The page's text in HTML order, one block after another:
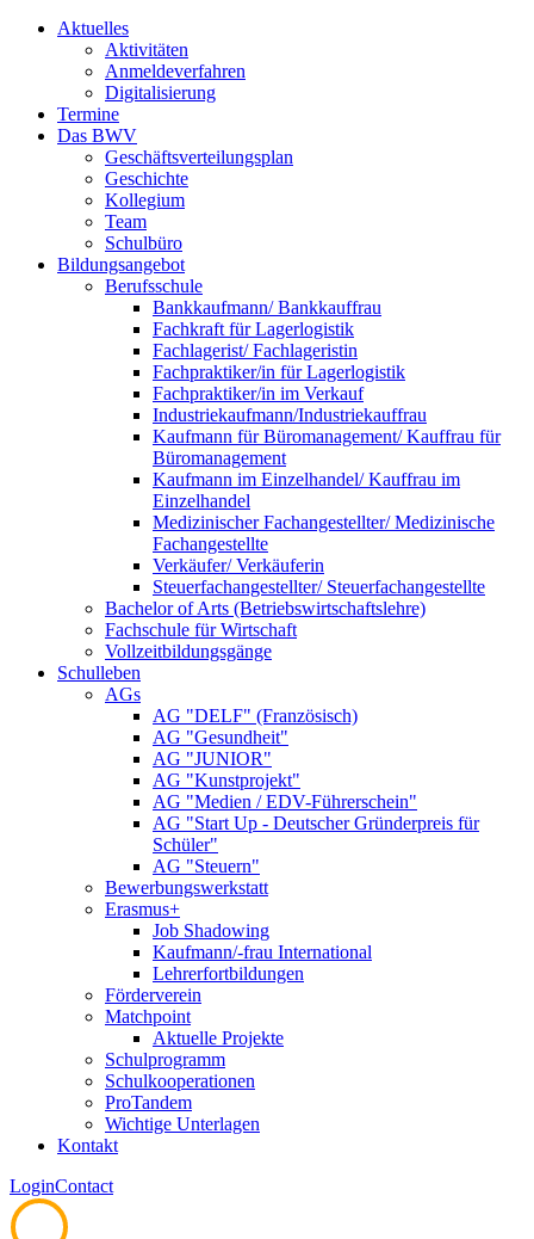
Aktuelles
Aktivitäten
Anmeldeverfahren
Digitalisierung
Termine
Das BWV
Geschäftsverteilungsplan
Geschichte
Kollegium
Team
Schulbüro
Bildungsangebot
Berufsschule
Bankkaufmann/ Bankkauffrau
Fachkraft für Lagerlogistik
Fachlagerist/ Fachlageristin
Fachpraktiker/in für Lagerlogistik
Fachpraktiker/in im Verkauf
Industriekaufmann/Industriekauffrau
Kaufmann für Büromanagement/ Kauffrau für
Büromanagement
Kaufmann im Einzelhandel/ Kauffrau im
Einzelhandel
Medizinischer Fachangestellter/ Medizinische
Fachangestellte
Verkäufer/ Verkäuferin
Steuerfachangestellter/ Steuerfachangestellte
Bachelor of Arts (Betriebswirtschaftslehre)
Fachschule für Wirtschaft
Vollzeitbildungsgänge
Schulleben
AGs
AG "DELF" (Französisch)
AG "Gesundheit"
AG "JUNIOR"
AG "Kunstprojekt"
AG "Medien / EDV-Führerschein"
AG "Start Up - Deutscher Gründerpreis für
Schüler"
AG "Steuern"
Bewerbungswerkstatt
Erasmus+
Job Shadowing
Kaufmann/-frau International
Lehrerfortbildungen
Förderverein
Matchpoint
Aktuelle Projekte
Schulprogramm
Schulkooperationen
ProTandem
Wichtige Unterlagen
Kontakt
LoginContact